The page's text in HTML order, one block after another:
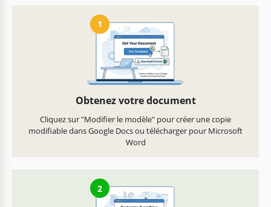
1
Obtenez votre document
Cliquez sur "Modifier le modèle" pour créer une copie
modifiable dans Google Docs ou télécharger pour Microsoft
Word
2